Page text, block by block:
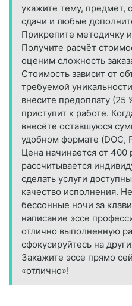
укажите тему, предмет,
сдачи и любые
Прикрепите методичку
Получите расчёт
оценим сложность
Стоимость зависит от
требуемой
внесите предоплату (25
приступит к работе.
внесёте оставшуюся
удобном формате (DOC,
Цена начинается от
рассчитывается
сделать услуги
качество исполнения.
бессонные ночи за
написание эссе
отлично выполненную
сфокусируйтесь на
Закажите эссе прямо
«отлично»!